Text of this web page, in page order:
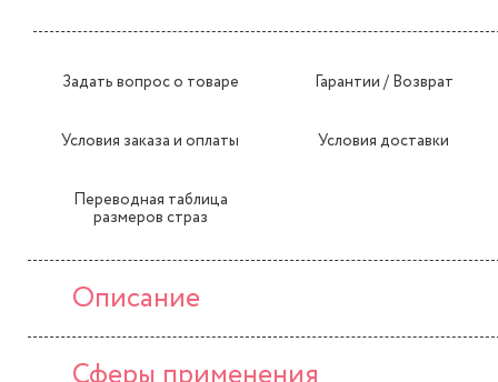
Задать вопрос о товаре Гарантии / Возврат
Условия заказа и оплаты Условия доставки
Переводная таблица
размеров страз
Описание